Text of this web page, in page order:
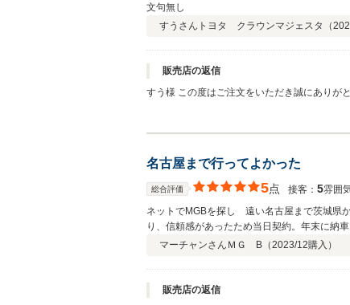
文句無し
すうさん トヨタ クラウンマジェスタ（
販売店の返信
すう様 この度はご注文をいただき誠にありが
名古屋まで行ってよかった
総合評価 5点 接客： 5雰囲
ネットでMGBを探し 遠い名古屋まで茨城県
り、信頼感があったため当日契約。年末に納
マーチャンさん ＭＧ B（2023/12購入）
販売店の返信